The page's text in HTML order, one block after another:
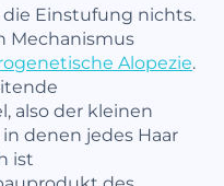
Einstufung nichts.
Mechanismus
Alopezie.
also der kleinen
denen jedes Haar
ist